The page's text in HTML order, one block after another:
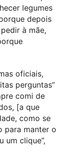
legumes
depois
à mãe,
oficiais,
perguntas”
comi de
[a que
como se
para manter o
um clique”,